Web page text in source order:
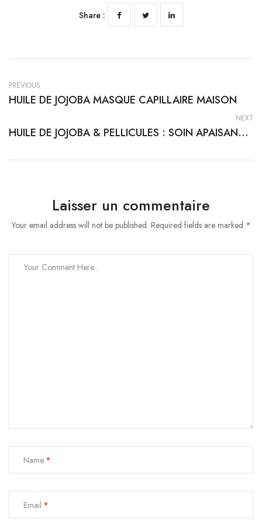
Share :
PREVIOUS
HUILE DE JOJOBA MASQUE CAPILLAIRE MAISON
NEXT
HUILE DE JOJOBA & PELLICULES : SOIN APAISANT NATUREL
Laisser un commentaire
Your email address will not be published. Required fields are marked *
Name
Email